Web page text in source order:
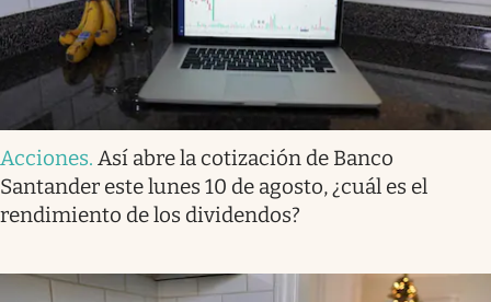
Acciones. Así abre la cotización de Banco
Santander este lunes 10 de agosto, ¿cuál es el
rendimiento de los dividendos?